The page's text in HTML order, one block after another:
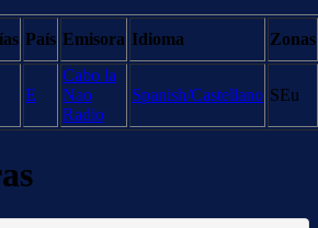
País Emisora Idioma Zonas
E
Cabo la
Nao
Radio
Spanish/Castellano SEu